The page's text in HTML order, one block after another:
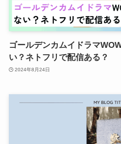
ゴールデンカムイドラマ
い？ネトフリで配信ある？
2024年8月24日